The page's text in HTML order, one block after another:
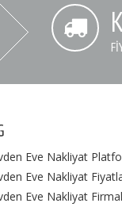
Eve Nakliyat
Eve Nakliyat
Eve Nakliyat